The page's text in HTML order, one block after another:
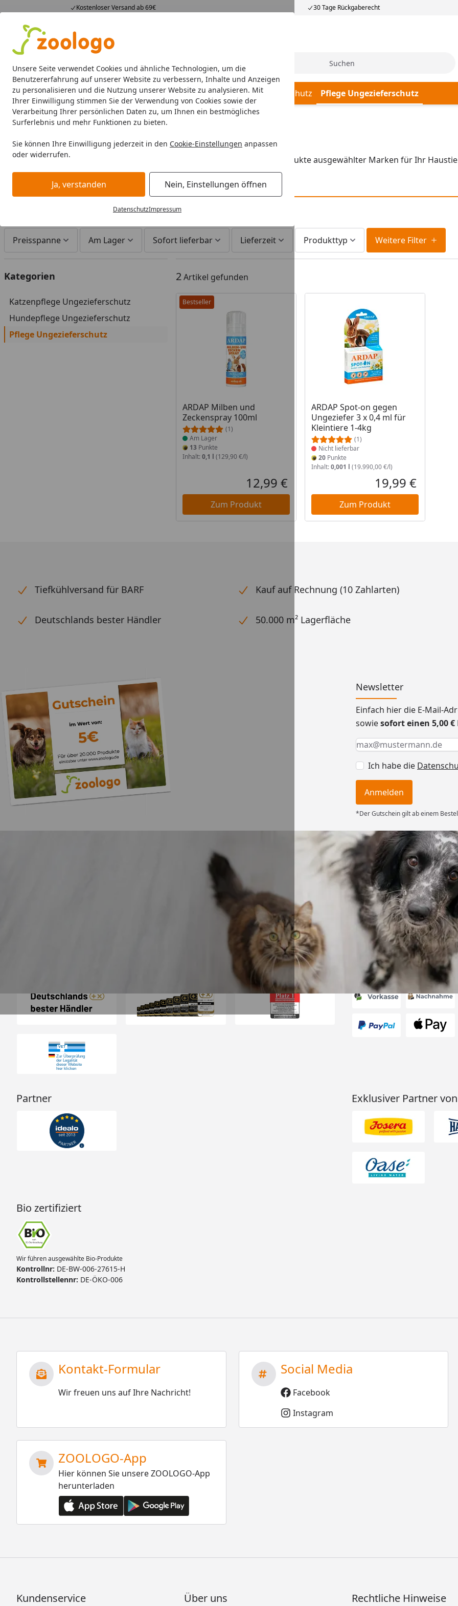
Unsere Seite verwendet Cookies und ähnliche Technologien, um die
Benutzererfahrung auf unserer Website zu verbessern, Inhalte und Anzeigen
zu personalisieren und die Nutzung unserer Website zu analysieren. Mit
Ihrer Einwilligung stimmen Sie der Verwendung von Cookies sowie der
Verarbeitung Ihrer persönlichen Daten zu, um Ihnen ein bestmögliches
Surferlebnis und mehr Funktionen zu bieten.
Sie können Ihre Einwilligung jederzeit in den Cookie-Einstellungen anpassen
oder widerrufen.
Ja, verstanden Nein, Einstellungen öffnen
DatenschutzImpressum
Kostenloser Versand ab 69€ 30 Tage Rückgaberecht
4,74
23.587 Bewertungen
Alle Produkte
Alle Produkte Angebote Neuheiten Sommerhits Suche
ARDAP Katzenpflege Ungezieferschutz Hundepflege Ungezieferschutz Pflege Ungezieferschutz
Startseite
ARDAP Pflege Ungezieferschutz
ARDAP Pflege Ungezieferschutz
ARDAP Pflege Ungezieferschutz bei Zoologo und finden Sie passende Produkte ausgewählter Marken für Ihr
Zubehör für unterschiedliche Bedürfnisse.
Ihre Artikelübersicht
Preisspanne Am Lager Sofort lieferbar Lieferzeit Produkttyp Weitere Filter
Kategorien
Katzenpflege Ungezieferschutz
Hundepflege Ungezieferschutz
Pflege Ungezieferschutz
2Artikel gefunden
Bestseller
ARDAP Milben und
Zeckenspray 100ml
(1)
Produkt am Lager
Am Lager
13 Punkte
Inhalt: 0,1 l (129,90 €/l)
Aktueller Preis
12,99 €
Zum Produkt
ARDAP Spot-on gegen
Ungeziefer 3 x 0,4 ml für
Kleintiere 1-4kg
(1)
Produkt nicht lieferbar
Nicht lieferbar
20 Punkte
Inhalt:0,001 l (19.990,00 €/l)
Aktueller
19,99 €
Zum Produkt
Tiefkühlversand für BARF Kauf auf Rechnung (10 Zahlarten)
Deutschlands bester Händler 50.000 m² Lagerfläche
Newsletter
Einfach hier die E-Mail-
sowiesofort einen 5,00
Keine Eingabe erforderlich
Eingabe erforderlich
E-Mail *
Ich habe die
Anmelden
*Der Gutschein gilt ab einem
„Gute Erfahrung mit
Zoologo,schnelle Lieferung, alles
top“
31.07.2026
Versand
Akzeptierte
Partner Exklusiver Partner von
Bio zertifiziert
Wir führen ausgewählte Bio-Produkte
Kontrollnr: DE-BW-006-27615-H
Kontrollstellennr: DE-ÖKO-006
Kontakt-Formular
Wir freuen uns auf Ihre Nachricht!
Social Media
Facebook
Instagram
ZOOLOGO-App
Hier können Sie unsere ZOOLOGO-App
herunterladen
Kundenservice Über uns Rechtliche Hinweise